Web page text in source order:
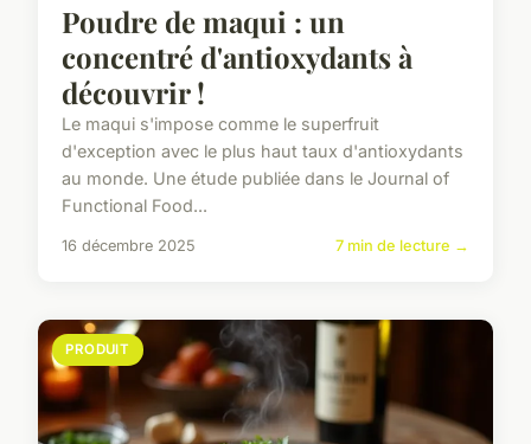
Poudre de maqui : un
concentré d'antioxydants à
découvrir !
Le maqui s'impose comme le superfruit
d'exception avec le plus haut taux d'antioxydants
au monde. Une étude publiée dans le Journal of
Functional Food...
16 décembre 2025 7 min de lecture →
PRODUIT